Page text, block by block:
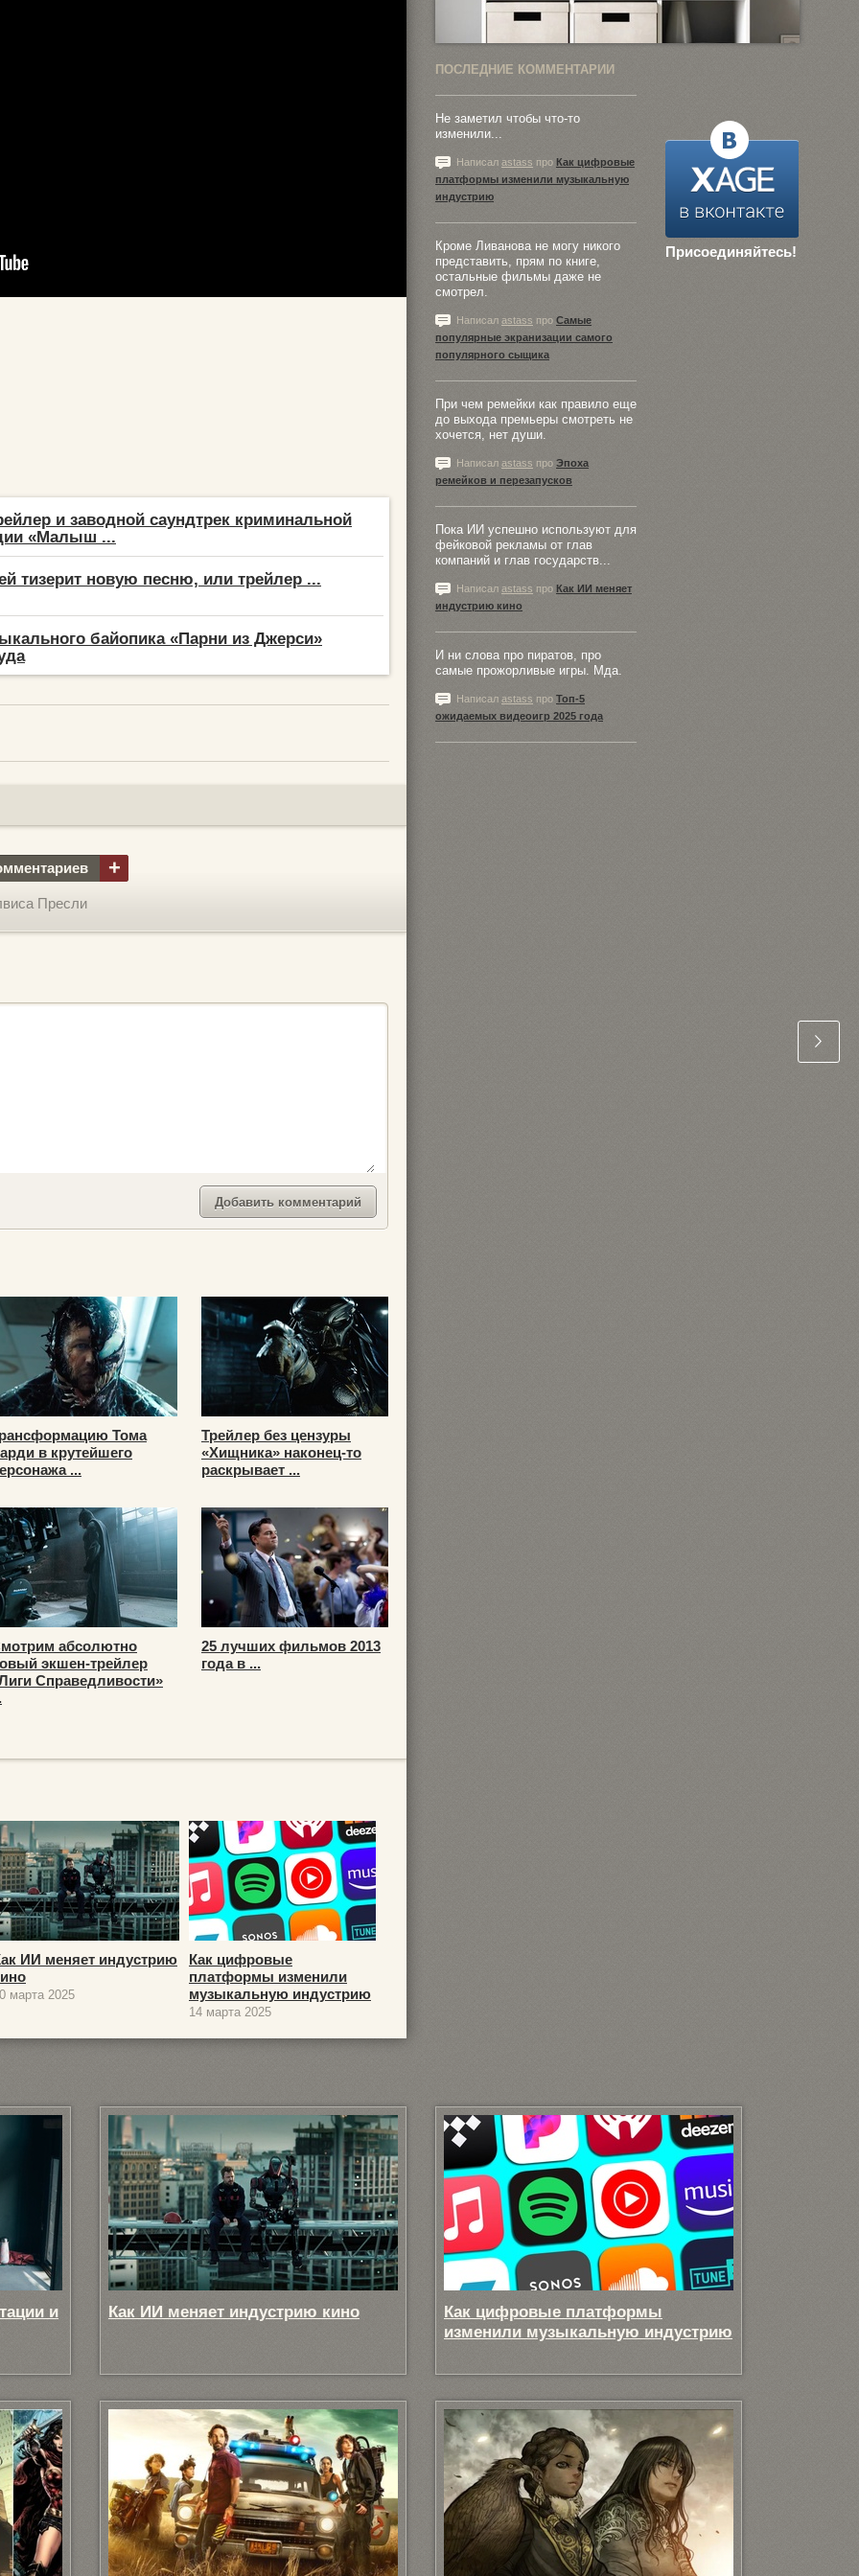
и заводной саундтрек криминальной
«Малыш ...
тизерит новую песню, или трейлер ...
байопика «Парни из Джерси»
+
Пресли
Тома
в крутейшего
...
Трейлер без цензуры
«Хищника» наконец-то
раскрывает ...
абсолютно
экшен-трейлер
Справедливости»
25 лучших фильмов 2013
года в ...
ИИ меняет индустрию
марта 2025
Как цифровые
платформы изменили
музыкальную индустрию
14 марта 2025
ПОСЛЕДНИЕ КОММЕНТАРИИ
Присоединяйтесь!
Не заметил чтобы что-то
изменили...
Написал astass про Как цифровые
платформы изменили музыкальную
индустрию
Кроме Ливанова не могу никого
представить, прям по книге,
остальные фильмы даже не
смотрел.
Написал astass про Самые
популярные экранизации самого
популярного сыщика
При чем ремейки как правило еще
до выхода премьеры смотреть не
хочется, нет души.
Написал astass про Эпоха
ремейков и перезапусков
Пока ИИ успешно используют для
фейковой рекламы от глав
компаний и глав государств...
Написал astass про Как ИИ меняет
индустрию кино
И ни слова про пиратов, про
самые прожорливые игры. Мда.
Написал astass про Топ-5
ожидаемых видеоигр 2025 года
и Как ИИ меняет индустрию кино
Как цифровые платформы
изменили музыкальную индустрию